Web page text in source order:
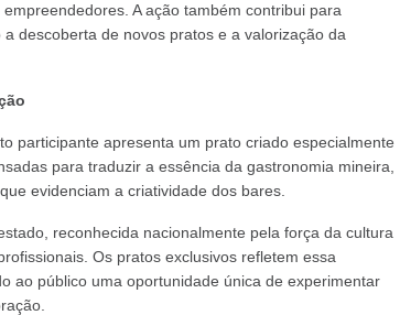
A ação também contribui para
descoberta de novos pratos e a valorização da
participante apresenta um prato criado especialmente
para traduzir a essência da gastronomia mineira,
evidenciam a criatividade dos bares.
reconhecida nacionalmente pela força da cultura
Os pratos exclusivos refletem essa
ao público uma oportunidade única de experimentar